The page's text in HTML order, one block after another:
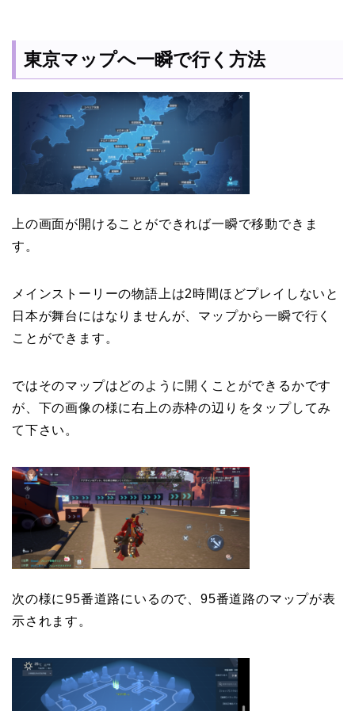
東京マップへ一瞬で行く方法
上の画面が開けることができれば一瞬で移動できま
す。
メインストーリーの物語上は2時間ほどプレイしないと
日本が舞台にはなりませんが、マップから一瞬で行く
ことができます。
ではそのマップはどのように開くことができるかです
が、下の画像の様に右上の赤枠の辺りをタップしてみ
て下さい。
次の様に95番道路にいるので、95番道路のマップが表
示されます。